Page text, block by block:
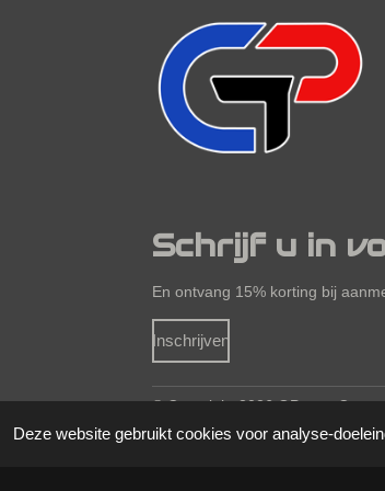
Deze website gebruikt cookies voor analyse-
Schrijf u in
En ontvang 15% korting bij
Inschrijven
© Copyright 2026GPower
voorwaarden